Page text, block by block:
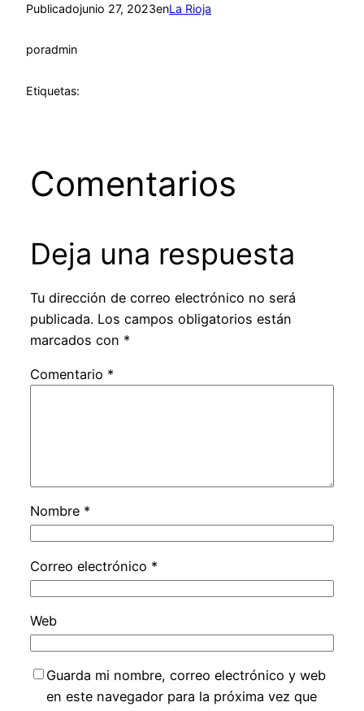
Publicadojunio 27, 2023enLa Rioja
poradmin
Etiquetas:
Comentarios
Deja una respuesta
Tu dirección de correo electrónico no será
publicada. Los campos obligatorios están
marcados con *
Comentario *
Nombre *
Correo electrónico *
Web
Guarda mi nombre, correo electrónico y web
en este navegador para la próxima vez que